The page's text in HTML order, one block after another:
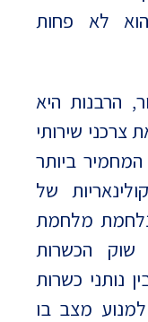
לא פחות
הרבנות היא
צרכני שירותי
ביותר
של
מלחמת
שוק הכשרות
נותני כשרות
מצב בו